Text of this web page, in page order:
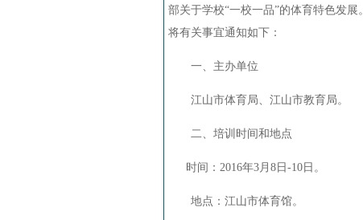
部关于学校“一校一品”的体育特色发
将有关事宜通知如下：
一、主办单位
江山市体育局、江山市教育局。
二、培训时间和地点
时间： 2016年3月 8 日 -10 日。
地点：江山市体育馆。